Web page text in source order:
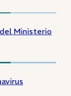
Ministerio